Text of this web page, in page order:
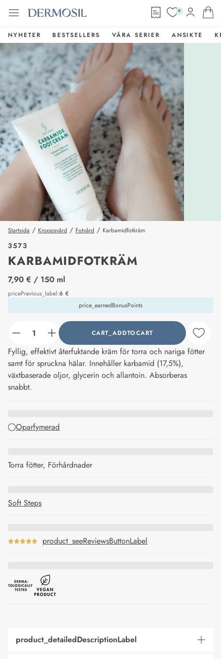
0
NYHETER BESTSELLERS VÅRA SERIER ANSIKTE
Startsida / Kroppsvård / Fotvård / Karbamidfotkräm
3573
KARBAMIDFOTKRÄM
price_label
7,90 € / 150 ml
pricePrevious_label:6 €
price_earnedBonusPoints
counter_current CART_ADDTOCART
Fyllig, effektivt återfuktande kräm för torra och nariga fötter
samt för spruckna hälar. Innehåller karbamid (17,5%),
växtbaserade oljor, glycerin och allantoin. Absorberas
snabbt.
Oparfymerad
Torra fötter, Förhårdnader
Soft Steps
product_seeReviewsButtonLabel
product_detailedDescriptionLabel